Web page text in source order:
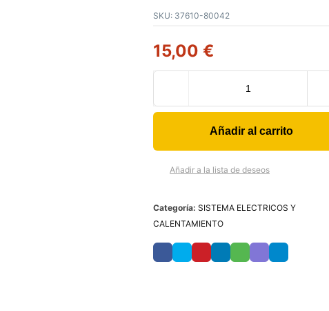
SKU: 37610-80042
15,00 €
Añadir al carrito
Añadir a la lista de deseos
Categoría: SISTEMA ELECTRICOS Y
CALENTAMIENTO